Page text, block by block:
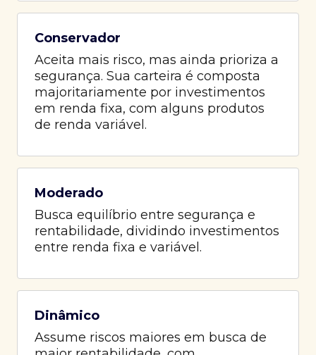
Conservador
Aceita mais risco, mas ainda prioriza a
segurança. Sua carteira é composta
majoritariamente por investimentos
em renda fixa, com alguns produtos
de renda variável.
Moderado
Busca equilíbrio entre segurança e
rentabilidade, dividindo investimentos
entre renda fixa e variável.
Dinâmico
Assume riscos maiores em busca de